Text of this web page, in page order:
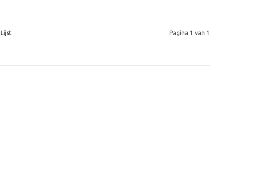
Lijst Pagina 1 van 1